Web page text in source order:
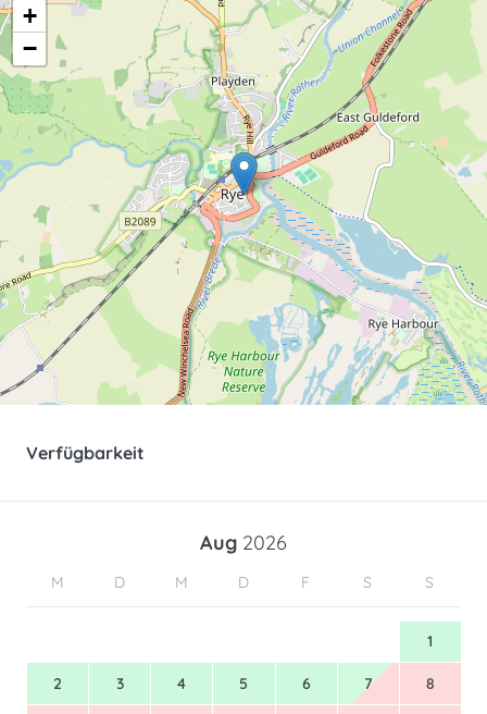
+
−
Verfügbarkeit
Aug2026
M D M D F S S
1
2 3 4 5 6 7 8